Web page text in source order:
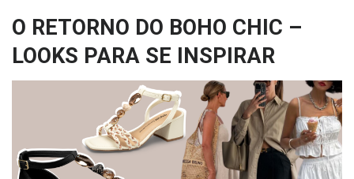
O RETORNO DO BOHO CHIC –
LOOKS PARA SE INSPIRAR